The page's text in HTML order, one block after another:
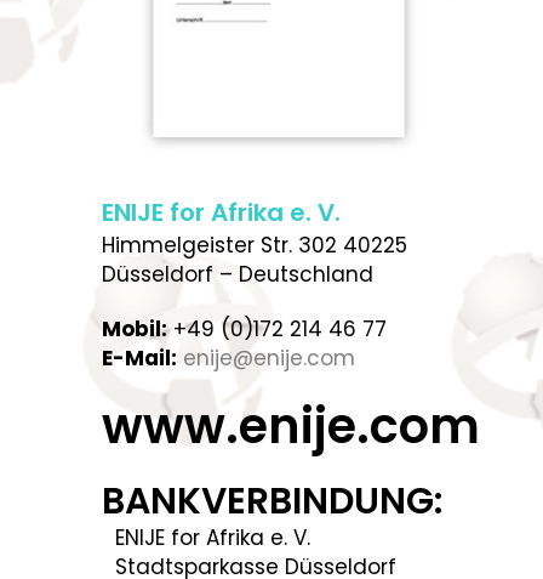
ENIJE for Afrika e. V.
Himmelgeister Str. 302 40225
Düsseldorf – Deutschland
Mobil:+49 (0)172 214 46 77
E-Mail: enije@enije.com
www.enije.com
BANKVERBINDUNG:
ENIJE for Afrika e. V.
Stadtsparkasse Düsseldorf